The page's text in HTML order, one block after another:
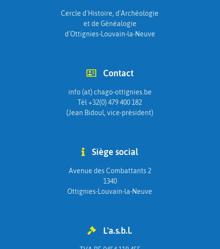
Cercle d'Histoire, d'Archéologie
et de Généalogie
d'Ottignies-Louvain-la-Neuve
Contact
info (at) chago-ottignies.be
Tél +32(0) 479 400 182
(Jean Bidoul, vice-président)
Siège social
Avenue des Combattants 2
1340
Ottignies-Louvain-la-Neuve
L'a.s.b.l.